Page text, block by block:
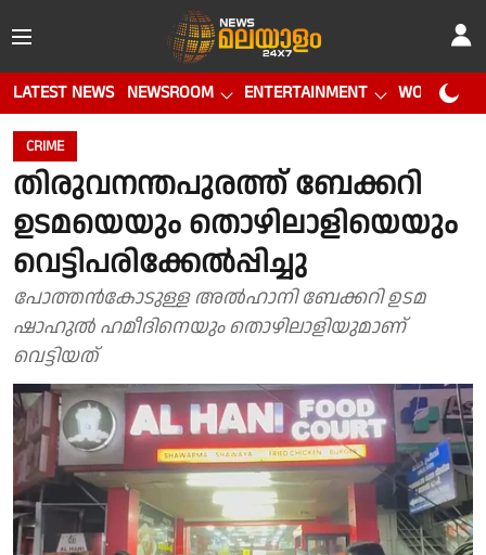
LATEST NEWS NEWSROOM ENTERTAINMENT WORLD CUP
CRIME
തിരുവനന്തപുരത്ത് ബേക്കറി
ഉടമയെയും തൊഴിലാളിയെയും
വെട്ടിപരിക്കേൽപ്പിച്ചു
പോത്തൻകോടുള്ള അൽഹാനി ബേക്കറി ഉടമ
ഷാഹുൽ ഹമീദിനെയും തൊഴിലാളിയുമാണ്
വെട്ടിയത്